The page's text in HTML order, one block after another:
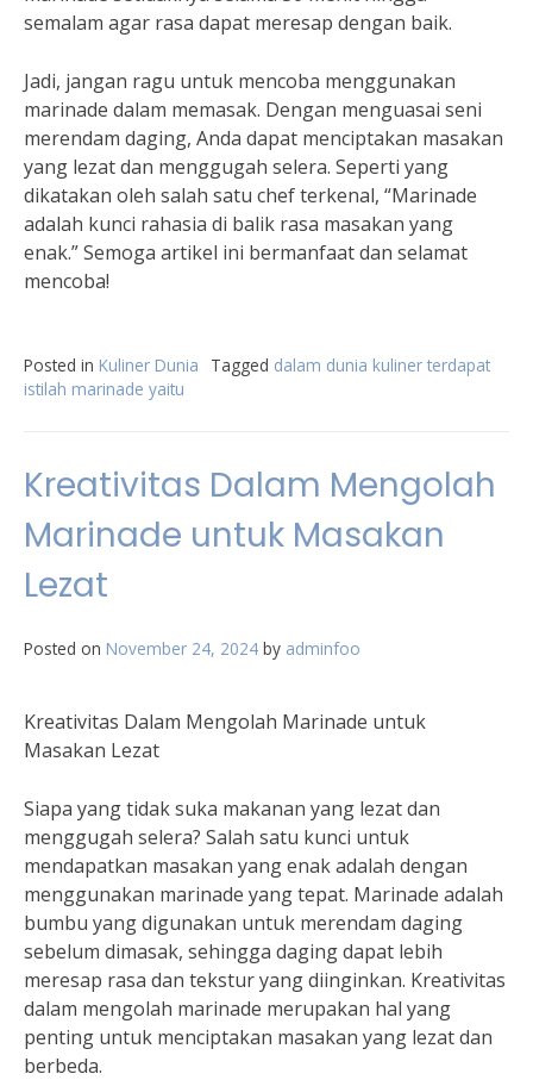
semalam agar rasa dapat meresap dengan baik.
Jadi, jangan ragu untuk mencoba menggunakan
marinade dalam memasak. Dengan menguasai seni
merendam daging, Anda dapat menciptakan masakan
yang lezat dan menggugah selera. Seperti yang
dikatakan oleh salah satu chef terkenal, “Marinade
adalah kunci rahasia di balik rasa masakan yang
enak.” Semoga artikel ini bermanfaat dan selamat
mencoba!
Posted in Kuliner Dunia Tagged dalam dunia kuliner terdapat
istilah marinade yaitu
Kreativitas Dalam Mengolah
Marinade untuk Masakan
Lezat
Posted on November 24, 2024 by adminfoo
Kreativitas Dalam Mengolah Marinade untuk
Masakan Lezat
Siapa yang tidak suka makanan yang lezat dan
menggugah selera? Salah satu kunci untuk
mendapatkan masakan yang enak adalah dengan
menggunakan marinade yang tepat. Marinade adalah
bumbu yang digunakan untuk merendam daging
sebelum dimasak, sehingga daging dapat lebih
meresap rasa dan tekstur yang diinginkan. Kreativitas
dalam mengolah marinade merupakan hal yang
penting untuk menciptakan masakan yang lezat dan
berbeda.